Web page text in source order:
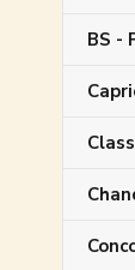
BS -